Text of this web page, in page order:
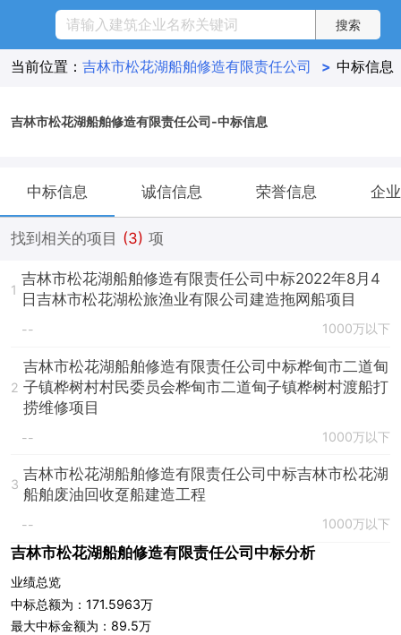
当前位置： 吉林市松花湖船舶修造有限责任公司 > 中标信息
吉林市松花湖船舶修造有限责任公司-中标信息
中标信息 诚信信息 荣誉信息 企
找到相关的项目 (3) 项
1
吉林市松花湖船舶修造有限责任公司中标2022年8月4
日吉林市松花湖松旅渔业有限公司建造拖网船项目
-- 1000万以下
2
吉林市松花湖船舶修造有限责任公司中标桦甸市二道甸
子镇桦树村村民委员会桦甸市二道甸子镇桦树村渡船打
捞维修项目
-- 1000万以下
3
吉林市松花湖船舶修造有限责任公司中标吉林市松花湖
船舶废油回收趸船建造工程
-- 1000万以下
吉林市松花湖船舶修造有限责任公司中标分析
业绩总览
中标总额为：171.5963万
最大中标金额为：89.5万